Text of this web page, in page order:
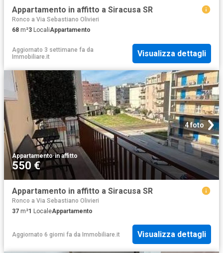
Appartamento in affitto a Siracusa SR
Ronco a Via Sebastiano Olivieri
68 m²3 LocaliAppartamento
Aggiornato 3 settimane fa da
Immobiliare.it
Visualizza dettagli
4 foto
Appartamento·in affitto
550 €
Appartamento in affitto a Siracusa SR
Ronco a Via Sebastiano Olivieri
37 m²1 LocaleAppartamento
Aggiornato 6 giorni fa da Immobiliare.it Visualizza dettagli